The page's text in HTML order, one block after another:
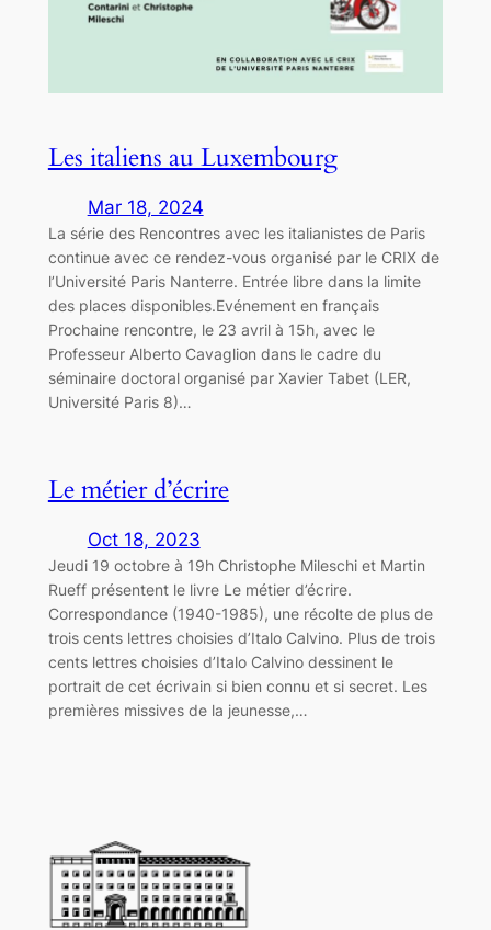
Les italiens au Luxembourg
Mar 18, 2024
La série des Rencontres avec les italianistes de Paris
continue avec ce rendez-vous organisé par le CRIX de
l’Université Paris Nanterre. Entrée libre dans la limite
des places disponibles.Evénement en français
Prochaine rencontre, le 23 avril à 15h, avec le
Professeur Alberto Cavaglion dans le cadre du
séminaire doctoral organisé par Xavier Tabet (LER,
Université Paris 8)…
Le métier d’écrire
Oct 18, 2023
Jeudi 19 octobre à 19h Christophe Mileschi et Martin
Rueff présentent le livre Le métier d’écrire.
Correspondance (1940-1985), une récolte de plus de
trois cents lettres choisies d’Italo Calvino. Plus de trois
cents lettres choisies d’Italo Calvino dessinent le
portrait de cet écrivain si bien connu et si secret. Les
premières missives de la jeunesse,…